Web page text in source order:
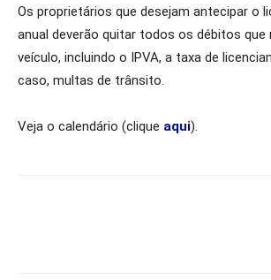
Os proprietários que desejam antecipar o
anual deverão quitar todos os débitos que
veículo, incluindo o IPVA, a taxa de
caso, multas de trânsito.
Veja o calendário (clique aqui).